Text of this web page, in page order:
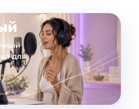
для